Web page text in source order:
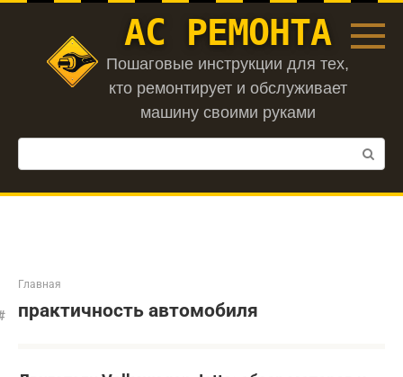
Перейти
АС РЕМОНТА
Пошаговые инструкции для тех,
кто ремонтирует и обслуживает
машину своими руками
Поиск:
Главная
практичность автомобиля